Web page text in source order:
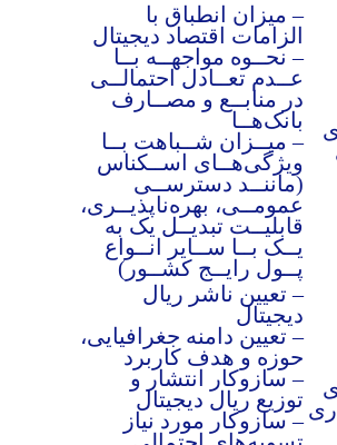
– میزان انطباق با
الزامات اقتصاد دیجیتال
– نحــوه مواجهــه بــا
عــدم تعــادل احتمالــی
در منابــع و مصــارف
بانک‌هــا
– میــزان شــباهت بــا
ویژگی‌هــای اســکناس
(ماننــد دسترســی
عمومــی، بهره‌ناپذیــری،
قابلیــت تبدیــل یک به
یــک بــا ســایر انــواع
پــول رایــج کشــور)
– تعیین ناشر ریال
دیجیتال
– تعیین دامنه جغرافیایی،
حوزه و هدف کاربرد
– سازوکار انتشار و
توزیع ریال دیجیتال
– سازوکار مورد نیاز